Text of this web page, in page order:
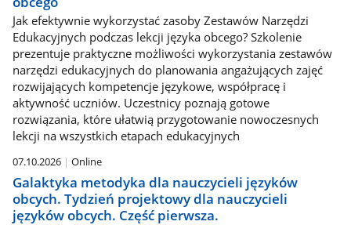
Jak efektywnie wykorzystać zasoby Zestawów Narzędzi
Edukacyjnych podczas lekcji języka obcego? Szkolenie
prezentuje praktyczne możliwości wykorzystania zestawów
narzędzi edukacyjnych do planowania angażujących zajęć
rozwijających kompetencje językowe, współpracę i
aktywność uczniów. Uczestnicy poznają gotowe
rozwiązania, które ułatwią przygotowanie nowoczesnych
lekcji na wszystkich etapach edukacyjnych
07.10.2026 Online
Galaktyka metodyka dla nauczycieli języków
obcych. Tydzień projektowy dla nauczycieli
języków obcych. Część pierwsza.